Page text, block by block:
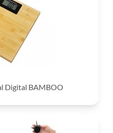
Digital BAMBOO